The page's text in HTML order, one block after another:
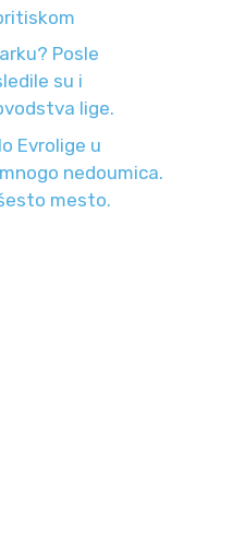
Posle
su i
lige.
Evrolige u
nedoumica.
mesto.